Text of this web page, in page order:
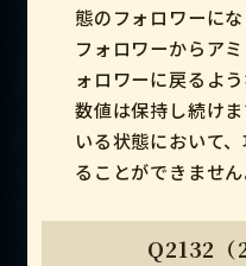
態のフォロワーにな
フォロワーからア
ォロワーに戻るよ
数値は保持し続け
いる状態において
ることができません
Q2132（